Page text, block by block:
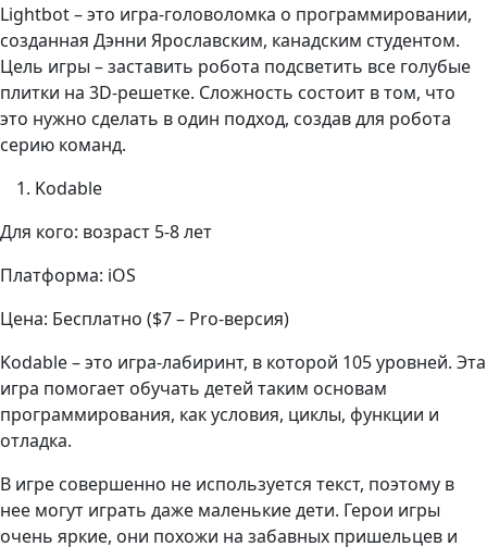
Lightbot – это игра-головоломка о программировании,
созданная Дэнни Ярославским, канадским студентом.
Цель игры – заставить робота подсветить все голубые
плитки на 3D-решетке. Сложность состоит в том, что
это нужно сделать в один подход, создав для робота
серию команд.
Kodable
Для кого: возраст 5-8 лет
Платформа: iOS
Цена: Бесплатно ($7 – Pro-версия)
Kodable – это игра-лабиринт, в которой 105 уровней. Эта
игра помогает обучать детей таким основам
программирования, как условия, циклы, функции и
отладка.
В игре совершенно не используется текст, поэтому в
нее могут играть даже маленькие дети. Герои игры
очень яркие, они похожи на забавных пришельцев и